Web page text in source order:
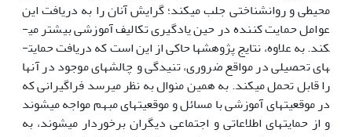
محیطی و روان­شناختی جلب می­کند؛ گرایش آنان را به دریافت این
عوامل حمایت کننده در حین یادگیری تکالیف آموزشی بیشتر می­
کند. به علاوه، نتایج پژوهش­ها حاکی از این است که دریافت حمایت­
های تحصیلی در مواقع ضروری، تنیدگی و چالش­های موجود در آن­ها
را قابل تحمل می­کند. به همین منوال به نظر می­رسد فراگیرانی که
در موقعیت­های آموزشی با مسائل و موقعیت­های مبهم مواجه می­شوند
و از حمایت­های اطلاعاتی و اجتماعی دیگران برخوردار می­شوند، به